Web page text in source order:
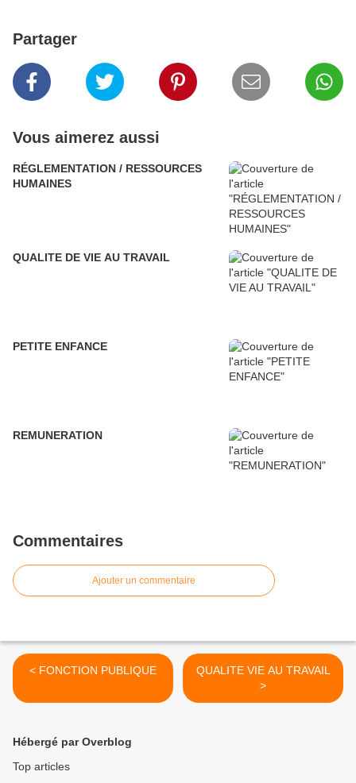
Partager
Vous aimerez aussi
RÉGLEMENTATION / RESSOURCES
HUMAINES
QUALITE DE VIE AU TRAVAIL
PETITE ENFANCE
REMUNERATION
Commentaires
Ajouter un commentaire
< FONCTION PUBLIQUE
QUALITE VIE AU TRAVAIL
>
Hébergé par Overblog
Top articles